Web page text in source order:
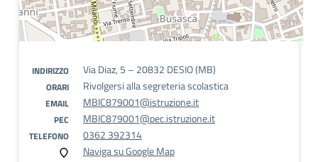
INDIRIZZO Via Diaz, 5 – 20832 DESIO (MB)
ORARI Rivolgersi alla segreteria scolastica
EMAIL MBIC879001@istruzione.it
PEC MBIC879001@pec.istruzione.it
TELEFONO
0362 392314
Naviga su Google Map